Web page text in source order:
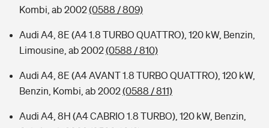
Kombi, ab 2002(0588 / 809)
Audi A4, 8E (A4 1.8 TURBO QUATTRO), 120 kW, Benzin,
Limousine, ab 2002(0588 / 810)
Audi A4, 8E (A4 AVANT 1.8 TURBO QUATTRO), 120 kW,
Benzin, Kombi, ab 2002(0588 / 811)
Audi A4, 8H (A4 CABRIO 1.8 TURBO), 120 kW, Benzin,